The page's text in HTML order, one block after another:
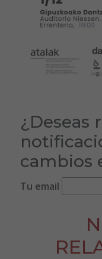
¿Deseas
cambios
Tu email